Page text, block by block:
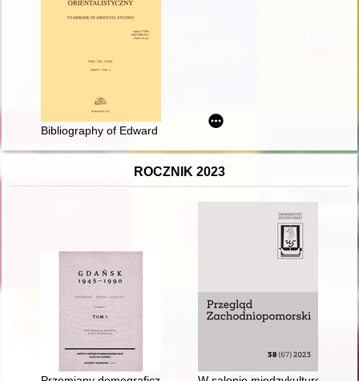
Bibliography of Edward Tryjarski 2005-2020
ROCZNIK 2023